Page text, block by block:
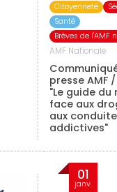
Citoyenneté
Santé
Brèves de l'AMF
AMF Nationale
presse AMF /
"Le guide du
face aux
aux
addictives"
01
janv.